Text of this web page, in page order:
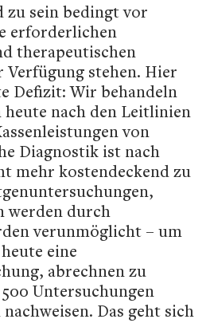
zu sein bedingt vor
erforderlichen
therapeutischen
stehen. Hier
Defizit: Wir behandeln
heute nach den Leitlinien
von
Diagnostik ist nach
mehr kostendeckend zu
werden durch
verunmöglicht – um
eine
abrechnen zu
Untersuchungen
Das geht sich